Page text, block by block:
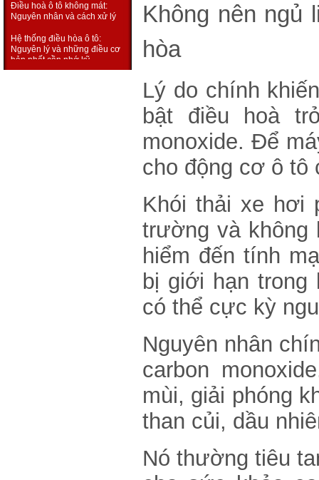
Điều hoà ô tô không mát:
Nguyên nhân và cách xử lý
Hệ thống điều hòa ô tô:
Nguyên lý và những điều cơ
bản nhất cần nhớ kỹ
Hyundai và KIA lọt top thương
Không nên ngủ
hòa
Lý do chính
bật điều hoà
monoxide. Để
cho động cơ ô tô
Khói thải xe hơi
trường và không
hiểm đến tính
bị giới hạn trong
có thể cực kỳ
Nguyên nhân
carbon
mùi, giải phóng
than củi, dầu
Nó thường tiêu